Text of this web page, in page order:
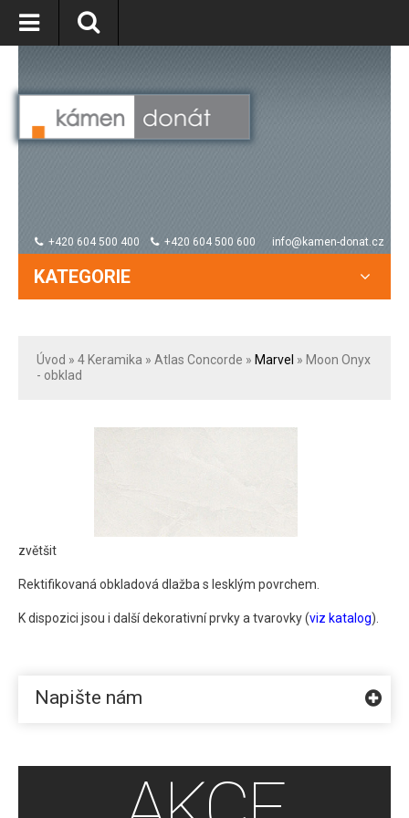
+420 604 500 400 +420 604 500 600 info@kamen-donat.cz
KATEGORIE
Úvod » 4 Keramika » Atlas Concorde » Marvel » Moon Onyx
- obklad
zvětšit
Rektifikovaná obkladová dlažba s lesklým povrchem.
K dispozici jsou i další dekorativní prvky a tvarovky (viz katalog).
Napište nám